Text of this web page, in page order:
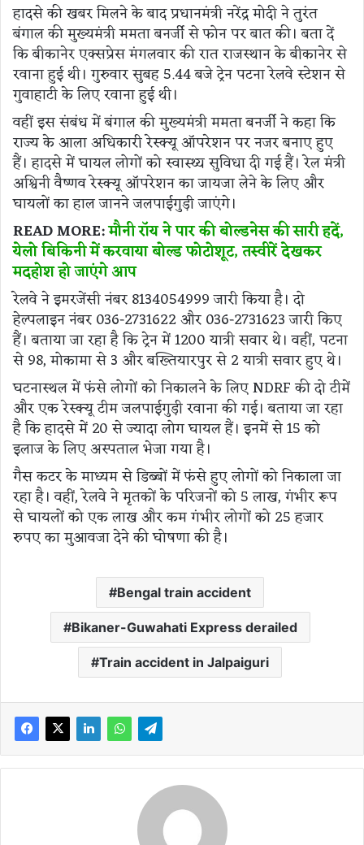
हादसे की खबर मिलने के बाद प्रधानमंत्री नरेंद्र मोदी ने तुरंत
बंगाल की मुख्यमंत्री ममता बनर्जी से फोन पर बात की। बता दें
कि बीकानेर एक्सप्रेस मंगलवार की रात राजस्थान के बीकानेर से
रवाना हुई थी। गुरुवार सुबह 5.44 बजे ट्रेन पटना रेलवे स्टेशन से
गुवाहाटी के लिए रवाना हुई थी।
वहीं इस संबंध में बंगाल की मुख्यमंत्री ममता बनर्जी ने कहा कि
राज्य के आला अधिकारी रेस्क्यू ऑपरेशन पर नजर बनाए हुए
हैं। हादसे में घायल लोगों को स्वास्थ्य सुविधा दी गई हैं। रेल मंत्री
अश्विनी वैष्णव रेस्क्यू ऑपरेशन का जायजा लेने के लिए और
घायलों का हाल जानने जलपाईगुड़ी जाएंगे।
READ MORE:मौनी रॉय ने पार की बोल्डनेस की सारी हदें,
येलो बिकिनी में करवाया बोल्ड फोटोशूट, तस्वीरें देखकर
मदहोश हो जाएंगे आप
रेलवे ने इमरजेंसी नंबर 8134054999 जारी किया है। दो
हेल्पलाइन नंबर 036-2731622 और 036-2731623 जारी किए
हैं। बताया जा रहा है कि ट्रेन में 1200 यात्री सवार थे। वहीं, पटना
से 98, मोकामा से 3 और बख्तियारपुर से 2 यात्री सवार हुए थे।
घटनास्थल में फंसे लोगों को निकालने के लिए NDRF की दो टीमें
और एक रेस्क्यू टीम जलपाईगुड़ी रवाना की गई। बताया जा रहा
है कि हादसे में 20 से ज्यादा लोग घायल हैं। इनमें से 15 को
इलाज के लिए अस्पताल भेजा गया है।
गैस कटर के माध्यम से डिब्बों में फंसे हुए लोगों को निकाला जा
रहा है। वहीं, रेलवे ने मृतकों के परिजनों को 5 लाख, गंभीर रूप
से घायलों को एक लाख और कम गंभीर लोगों को 25 हजार
रुपए का मुआवजा देने की घोषणा की है।
Bengal train accident
Bikaner-Guwahati Express derailed
Train accident in Jalpaiguri